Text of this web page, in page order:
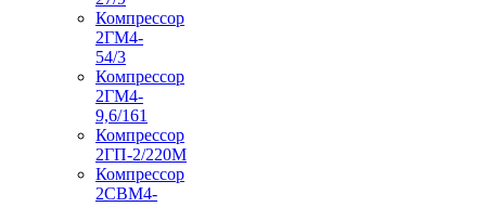
Компрессор
2ГМ4-
54/3
Компрессор
2ГМ4-
9,6/161
Компрессор
2ГП-2/220М
Компрессор
2СВМ4-